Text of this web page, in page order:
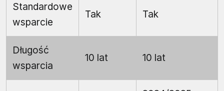
Standardowe
wsparcie
Tak Tak
Długość
wsparcia
10 lat 10 lat